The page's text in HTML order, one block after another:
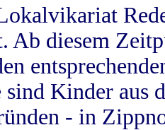
Ab diesem
sind Kinder aus
- in